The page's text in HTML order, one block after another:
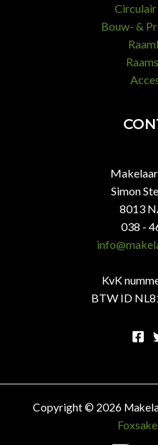
Bouw- &
Simon
8013
038 -
KvK
BTW ID
Copyright © 2026